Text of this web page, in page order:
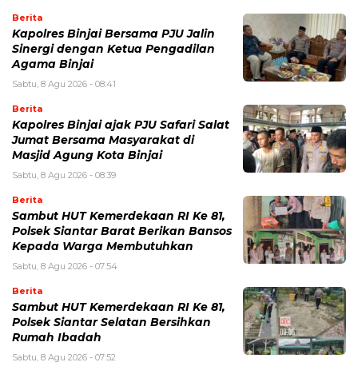
Berita
Kapolres Binjai Bersama PJU Jalin
Sinergi dengan Ketua Pengadilan
Agama Binjai
Sabtu, 8 Agu 2026 - 08:41
Berita
Kapolres Binjai ajak PJU Safari Salat
Jumat Bersama Masyarakat di
Masjid Agung Kota Binjai
Sabtu, 8 Agu 2026 - 08:39
Berita
Sambut HUT Kemerdekaan RI Ke 81,
Polsek Siantar Barat Berikan Bansos
Kepada Warga Membutuhkan
Sabtu, 8 Agu 2026 - 07:54
Berita
Sambut HUT Kemerdekaan RI Ke 81,
Polsek Siantar Selatan Bersihkan
Rumah Ibadah
Sabtu, 8 Agu 2026 - 07:52